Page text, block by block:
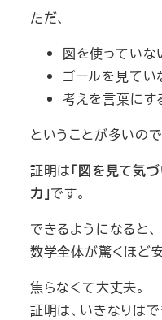
ただ、
図を使っていな
ゴールを見てい
考えを言葉にす
ということが多いので
証明は「図を見て気
力」です。
できるようになると、
数学全体が驚くほど
焦らなくて大丈夫。
証明は、いきなりはで